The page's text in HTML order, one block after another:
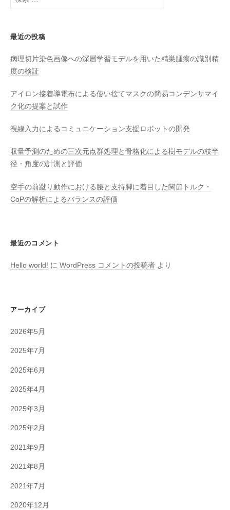
索
最近の投稿
病理切片染色画像への深層学習モデルを用いた精巣腫瘍の識別精
度の検証
アイロン接着導電布による使い捨てマスクの簡易コンデンサマイ
ク化の提案と試作
視線入力によるコミュニケーション支援ロボットの開発
収量予測のための三次元点群処理と骨格化による樹モデルの枝半
径・角度の計測と評価
空手の前蹴り動作における腰と支持脚に着目した関節トルク・
CoPの解析によるバランスの評価
最近のコメント
Hello world! に WordPress コメントの投稿者 より
アーカイブ
2026年5月
2025年7月
2025年6月
2025年4月
2025年3月
2025年2月
2021年9月
2021年8月
2021年7月
2020年12月